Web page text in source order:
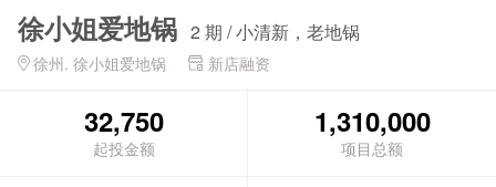
徐小姐爱地锅 2 期 / 小清新，老地锅
徐州. 徐小姐爱地锅 新店融资
32,750 1,310,000